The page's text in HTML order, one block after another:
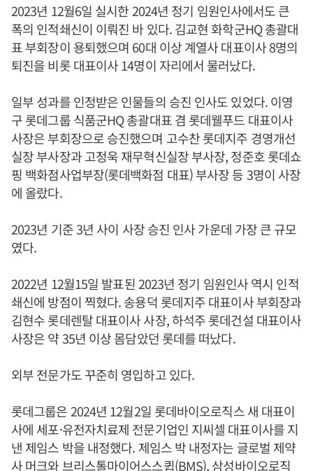
2023년 12월6일 실시한 2024년 정기 임원인사에서도 큰
폭의 인적쇄신이 이뤄진 바 있다. 김교현 화학군HQ 총괄대
표 부회장이 용퇴했으며 60대 이상 계열사 대표이사 8명의
퇴진을 비롯 대표이사 14명이 자리에서 물러났다.
일부 성과를 인정받은 인물들의 승진 인사도 있었다. 이영
구 롯데그룹 식품군HQ 총괄대표 겸 롯데웰푸드 대표이사
사장은 부회장으로 승진했으며 고수찬 롯데지주 경영개선
실장 부사장과 고정욱 재무혁신실장 부사장, 정준호 롯데쇼
핑 백화점사업부장(롯데백화점 대표) 부사장 등 3명이 사장
에 올랐다.
2023년 기준 3년 사이 사장 승진 인사 가운데 가장 큰 규모
였다.
2022년 12월15일 발표된 2023년 정기 임원인사 역시 인적
쇄신에 방점이 찍혔다. 송용덕 롯데지주 대표이사 부회장과
김현수 롯데렌탈 대표이사 사장, 하석주 롯데건설 대표이사
사장은 약 35년 이상 몸담았던 롯데를 떠났다.
외부 전문가도 꾸준히 영입하고 있다.
롯데그룹은 2024년 12월2일 롯데바이오로직스 새 대표이
사에 세포·유전자치료제 전문기업인 지씨셀 대표이사를 지
낸 제임스 박을 내정했다. 제임스 박 내정자는 글로벌 제약
사 머크와 브리스톨마이어스스큅(BMS), 삼성바이오로직